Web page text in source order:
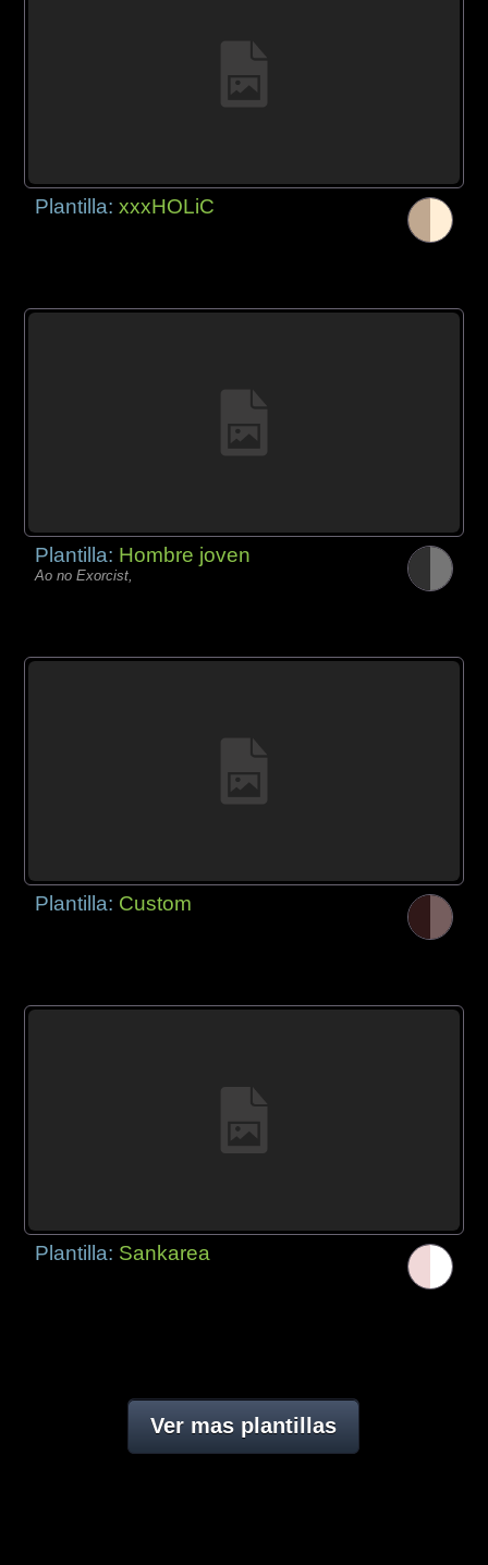
Plantilla:xxxHOLiC
Plantilla: Hombre joven
Ao no Exorcist,
Plantilla: Custom
Plantilla: Sankarea
Ver mas plantillas